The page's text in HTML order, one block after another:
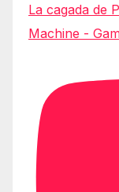
La cagada de
Machine -